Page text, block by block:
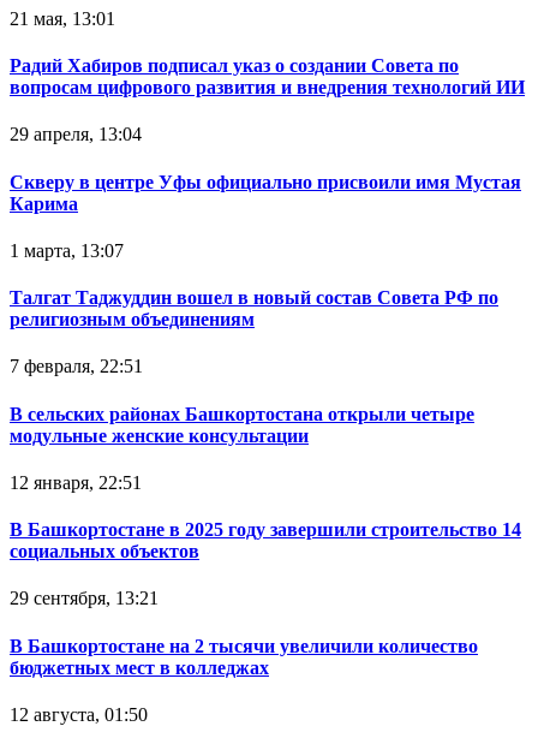
21 мая, 13:01
Радий Хабиров подписал указ о создании Совета по
вопросам цифрового развития и внедрения технологий ИИ
29 апреля, 13:04
Скверу в центре Уфы официально присвоили имя Мустая
Карима
1 марта, 13:07
Талгат Таджуддин вошел в новый состав Совета РФ по
религиозным объединениям
7 февраля, 22:51
В сельских районах Башкортостана открыли четыре
модульные женские консультации
12 января, 22:51
В Башкортостане в 2025 году завершили строительство 14
социальных объектов
29 сентября, 13:21
В Башкортостане на 2 тысячи увеличили количество
бюджетных мест в колледжах
12 августа, 01:50